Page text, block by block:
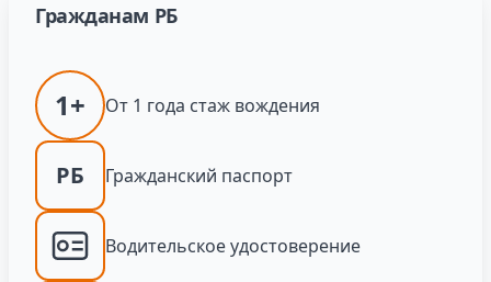
Гражданам РБ
От 1 года стаж вождения
1+
Гражданский паспорт
РБ
Водительское удостоверение